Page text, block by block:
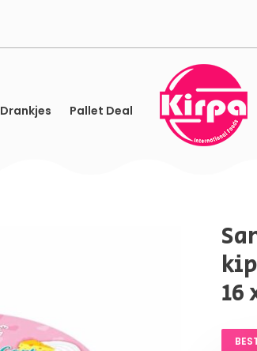
Drankjes Pallet Deal
16